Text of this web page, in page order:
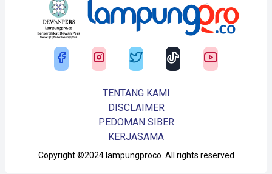
Copyright ©2024 lampungproco. All rights reserved
TENTANG KAMI
DISCLAIMER
PEDOMAN SIBER
KERJASAMA